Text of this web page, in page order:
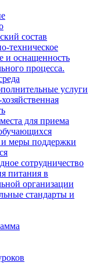
состав
техническое
и оснащенность
процесса.
услуги
для приема
меры поддержки
сотрудничество
питания в
организации
стандарты и